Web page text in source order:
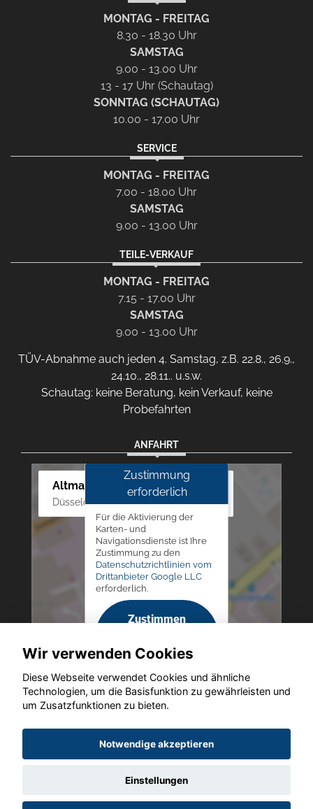
MONTAG - FREITAG
8.30 - 18.30 Uhr
SAMSTAG
9.00 - 13.00 Uhr
13 - 17 Uhr (Schautag)
SONNTAG (SCHAUTAG)
10.00 - 17.00 Uhr
SERVICE
MONTAG - FREITAG
7.00 - 18.00 Uhr
SAMSTAG
9.00 - 13.00 Uhr
TEILE-VERKAUF
MONTAG - FREITAG
7.15 - 17.00 Uhr
SAMSTAG
9.00 - 13.00 Uhr
TÜV-Abnahme auch jeden 4. Samstag, z.B. 22.8., 26.9.,
24.10., 28.11.. u.s.w.
Schautag: keine Beratung, kein Verkauf, keine
Probefahrten
ANFAHRT
Altmann Autoland
Düsseldorfer Str. 69 - 79, 42781 Haan
Zustimmung
erforderlich
Für die Aktivierung der
Karten- und
Navigationsdienste ist Ihre
Zustimmung zu den
Datenschutzrichtlinien vom
Drittanbieter Google LLC
erforderlich.
Zustimmen
aktivieren
Copyright © 2026. Altmann Autoland
Wir verwenden Cookies
Diese Webseite verwendet Cookies und ähnliche
Technologien, um die Basisfunktion zu gewährleisten und
um Zusatzfunktionen zu bieten.
Notwendige akzeptieren
Einstellungen